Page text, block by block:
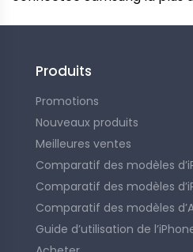
Produits
Promotions
Nouveaux produits
Meilleures ventes
Comparatif des modèles
Comparatif des modèles
Comparatif des modèles
Guide d’utilisation de